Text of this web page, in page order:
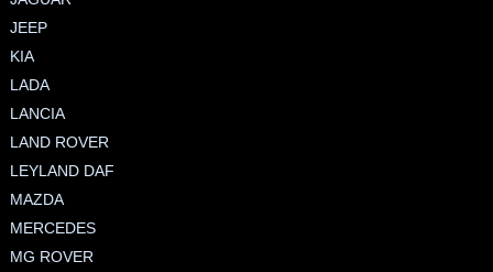
JEEP
KIA
LADA
LANCIA
LAND ROVER
LEYLAND DAF
MAZDA
MERCEDES
MG ROVER